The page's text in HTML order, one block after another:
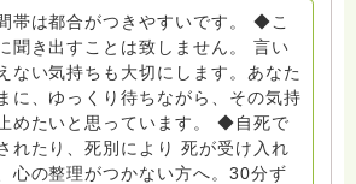
学校 中学校支援員としても、ケア
『グリーフケア
【ともしび遺族会】運営 毎月 第１
第3ビル） 14：00〜，18：
申込⬇️こちらから
＊この活動は皆さま
られております。ご協力をよろしく
帯は都合がつきやすいです。 ◆こ
聞き出すことは致しません。 言い
ない気持ちも大切にします。あなた
に、ゆっくり待ちながら、その気持
めたいと思っています。 ◆自死で
れたり、死別により 死が受け入れ
心の整理がつかない方へ。30分ず